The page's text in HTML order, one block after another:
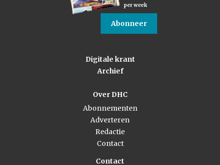
per week
Abonneer
Digitale krant
Archief
Over DHC
Abonnementen
Adverteren
Redactie
Contact
Contact